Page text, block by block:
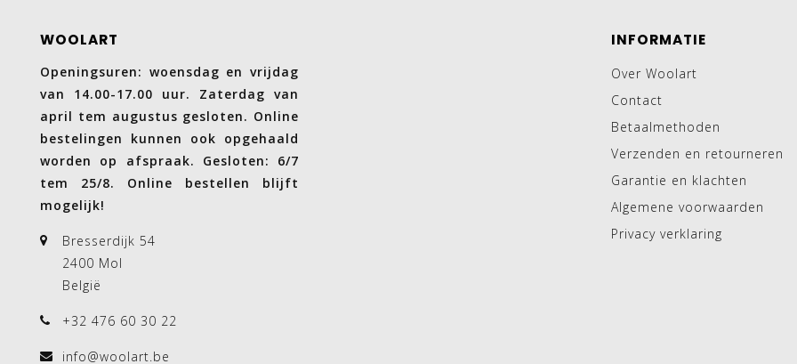
WOOLART
Openingsuren: woensdag en vrijdag
van 14.00-17.00 uur. Zaterdag van
april tem augustus gesloten. Online
bestelingen kunnen ook opgehaald
worden op afspraak. Gesloten: 6/7
tem 25/8. Online bestellen blijft
mogelijk!
Bresserdijk 54
2400 Mol
België
+32 476 60 30 22
info@woolart.be
INFORMATIE
Over Woolart
Contact
Betaalmethoden
Verzenden en retourneren
Garantie en klachten
Algemene voorwaarden
Privacy verklaring